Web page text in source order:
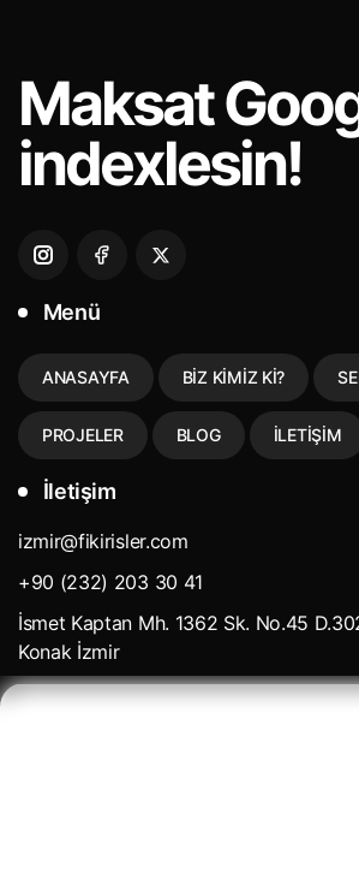
Maksat
indexlesin!
Menü
ANASAYFA BIZ KIMIZ KI?
PROJELER BLOG İLETIŞIM
İletişim
izmir@fikirisler.com
+90 (232) 203 30 41
İsmet Kaptan Mh. 1362 Sk. No.45
Konak İzmir